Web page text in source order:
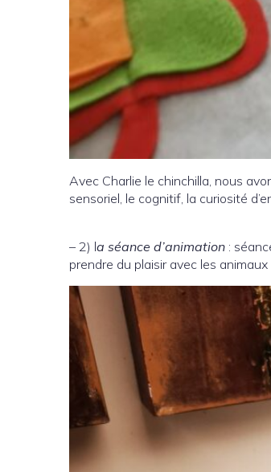
Avec Charlie le chinchilla, nous
sensoriel, le cognitif, la curiosité
– 2) la séance d’animation :
prendre du plaisir avec les